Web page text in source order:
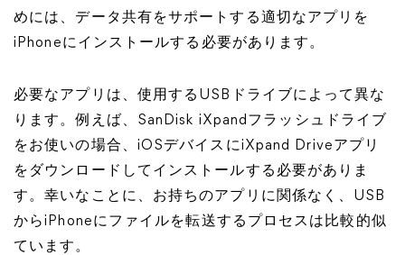
めには、データ共有をサポートする適切なアプリを
iPhoneにインストールする必要があります。
必要なアプリは、使用するUSBドライブによって異な
ります。例えば、SanDisk iXpandフラッシュドライブ
をお使いの場合、iOSデバイスにiXpand Driveアプリ
をダウンロードしてインストールする必要がありま
す。幸いなことに、お持ちのアプリに関係なく、USB
からiPhoneにファイルを転送するプロセスは比較的似
ています。